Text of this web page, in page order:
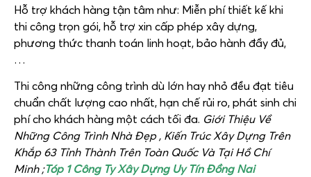
Hỗ trợ khách hàng tận tâm như: Miễn phí thiết kế khi
thi công trọn gói, hỗ trợ xin cấp phép xây dựng,
phương thức thanh toán linh hoạt, bảo hành đầy đủ,
…
Thi công những công trình dù lớn hay nhỏ đều đạt tiêu
chuẩn chất lượng cao nhất, hạn chế rủi ro, phát sinh chi
phí cho khách hàng một cách tối đa. Giới Thiệu Về
Những Công Trình Nhà Đẹp , Kiến Trúc Xây Dựng Trên
Khắp 63 Tỉnh Thành Trên Toàn Quốc Và Tại Hồ Chí
Minh ;Tóp 1 Công Ty Xây Dựng Uy Tín Đồng Nai